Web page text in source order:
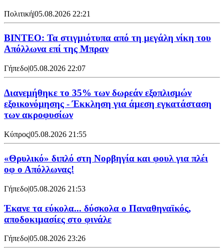
Πολιτική|05.08.2026 22:21
ΒΙΝΤΕΟ: Τα στιγμιότυπα από τη μεγάλη νίκη του
Απόλλωνα επί της Μπραν
Γήπεδο|05.08.2026 22:07
Διανεμήθηκε το 35% των δωρεάν εξοπλισμών
εξοικονόμησης - Έκκληση για άμεση εγκατάσταση
των ακροφυσίων
Κύπρος|05.08.2026 21:55
«Θρυλικό» διπλό στη Νορβηγία και φουλ για πλέι
οφ ο Απόλλωνας!
Γήπεδο|05.08.2026 21:53
Έκανε τα εύκολα... δύσκολα ο Παναθηναϊκός,
αποδοκιμασίες στο φινάλε
Γήπεδο|05.08.2026 23:26